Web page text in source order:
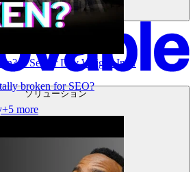
ソリューション
A Senior Dev Weighs In…
broken for SEO?
+5 more